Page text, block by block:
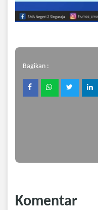
Bagikan :
Komentar